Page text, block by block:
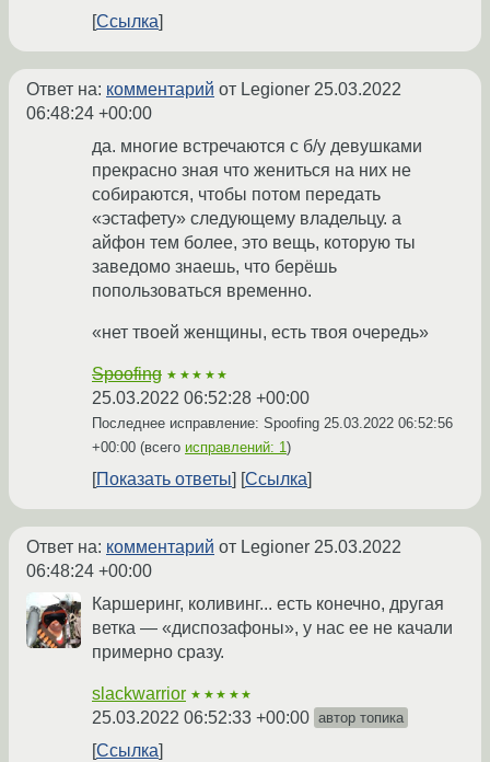
Ссылка
Ответ на: комментарий от Legioner 25.03.2022
06:48:24 +00:00
да. многие встречаются с б/у девушками
прекрасно зная что жениться на них не
собираются, чтобы потом передать
«эстафету» следующему владельцу. а
айфон тем более, это вещь, которую ты
заведомо знаешь, что берёшь
попользоваться временно.
«нет твоей женщины, есть твоя очередь»
Spoofing ★★★★★
25.03.2022 06:52:28 +00:00
Последнее исправление: Spoofing 25.03.2022 06:52:56
+00:00 (всего исправлений: 1)
Показать ответы Ссылка
Ответ на: комментарий от Legioner 25.03.2022
06:48:24 +00:00
Каршеринг, коливинг... есть конечно, другая
ветка — «диспозафоны», у нас ее не качали
примерно сразу.
slackwarrior ★★★★★
25.03.2022 06:52:33 +00:00 автор топика
Ссылка